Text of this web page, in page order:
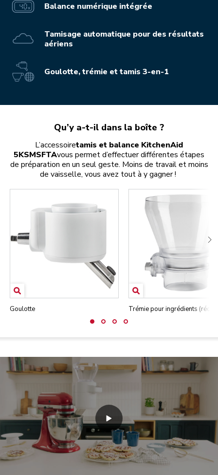
Balance numérique intégrée
Tamisage automatique pour des résultats
aériens
Goulotte, trémie et tamis 3-en-1
Qu’y a-t-il dans la boîte ?
L’accessoiretamis et balance KitchenAid
5KSMSFTAvous permet d’effectuer différentes étapes
de préparation en un seul geste. Moins de travail et moins
de vaisselle, vous avez tout à y gagner !
Goulotte Trémie pour ingrédients